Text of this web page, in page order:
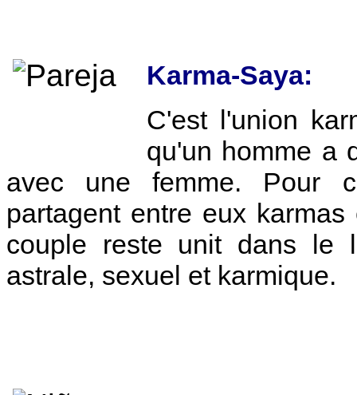
Karma-Saya:
C'est l'union
qu'un homme a
avec une femme. Pour
partagent entre eux
couple reste unit dans le
astrale, sexuel et karmique.